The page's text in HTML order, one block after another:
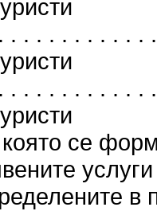
. . . . . . . . . .
. . . . . . . . . .
се
в